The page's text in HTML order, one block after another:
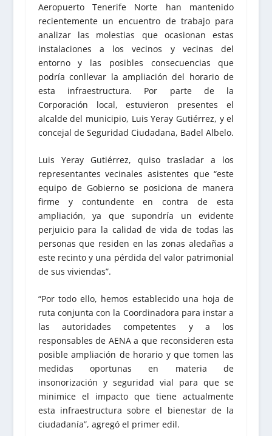
Aeropuerto Tenerife Norte han mantenido
recientemente un encuentro de trabajo para
analizar las molestias que ocasionan estas
instalaciones a los vecinos y vecinas del
entorno y las posibles consecuencias que
podría conllevar la ampliación del horario de
esta infraestructura. Por parte de la
Corporación local, estuvieron presentes el
alcalde del municipio, Luis Yeray Gutiérrez, y el
concejal de Seguridad Ciudadana, Badel Albelo.
Luis Yeray Gutiérrez, quiso trasladar a los
representantes vecinales asistentes que “este
equipo de Gobierno se posiciona de manera
firme y contundente en contra de esta
ampliación, ya que supondría un evidente
perjuicio para la calidad de vida de todas las
personas que residen en las zonas aledañas a
este recinto y una pérdida del valor patrimonial
de sus viviendas”.
“Por todo ello, hemos establecido una hoja de
ruta conjunta con la Coordinadora para instar a
las autoridades competentes y a los
responsables de AENA a que reconsideren esta
posible ampliación de horario y que tomen las
medidas oportunas en materia de
insonorización y seguridad vial para que se
minimice el impacto que tiene actualmente
esta infraestructura sobre el bienestar de la
ciudadanía”, agregó el primer edil.